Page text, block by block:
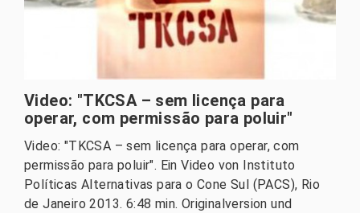
Video: "TKCSA – sem licença para
operar, com permissão para poluir"
Video: "TKCSA – sem licença para operar, com
permissão para poluir". Ein Video von Instituto
Políticas Alternativas para o Cone Sul (PACS), Rio
de Janeiro 2013. 6:48 min. Originalversion und